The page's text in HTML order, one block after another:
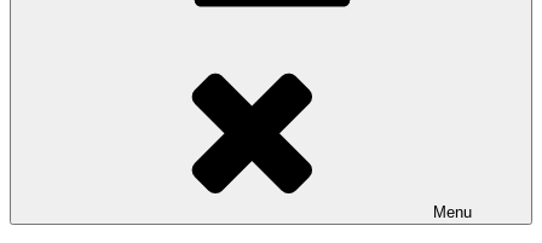
Menu